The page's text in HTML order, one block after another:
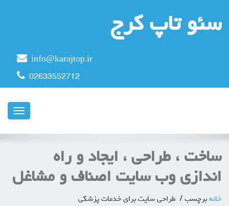
سئو تاپ کرج
info@karajtop.ir
02633552712
ناوبری
ساخت ، طراحی ، ایجاد و راه
اندازی وب سایت اصناف و مشاغل
خانه برچسب طراحی سایت برای خدمات پزشکی